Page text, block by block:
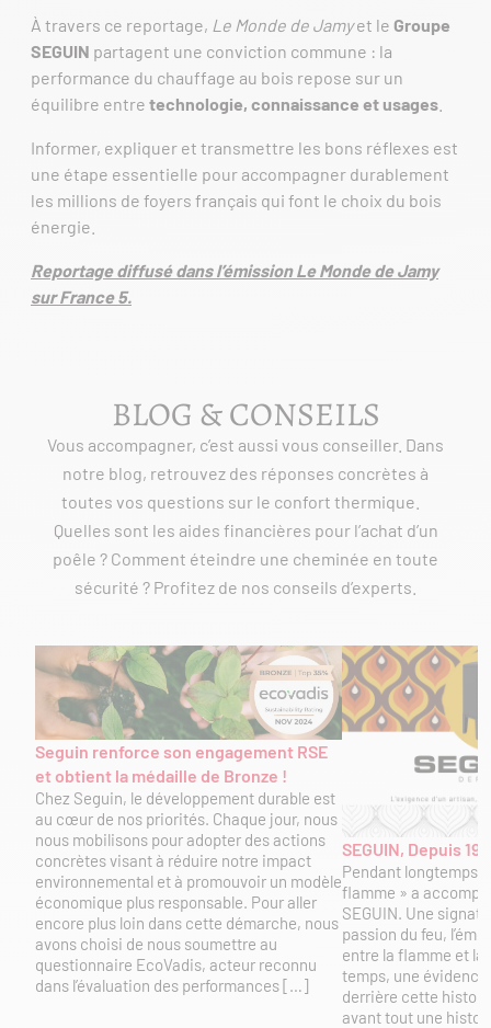
À travers ce reportage, Le Monde de Jamyet le Groupe
SEGUIN partagent une conviction commune : la
performance du chauffage au bois repose sur un
équilibre entre technologie, connaissance et usages
Informer, expliquer et transmettre les bons réflexes est
une étape essentielle pour accompagner durablement
les millions de foyers français qui font le choix du bois
énergie.
Reportage diffusé dans l’émission Le Monde de Jamy
sur France 5.
BLOG & CONSEILS
Vous accompagner, c’est aussi vous conseiller. Dans
notre blog, retrouvez des réponses concrètes à
toutes vos questions sur le confort thermique.
Quelles sont les aides financières pour l’achat d’un
poêle ? Comment éteindre une cheminée en toute
sécurité ? Profitez de nos conseils d’experts.
Seguin renforce son engagement RSE
et obtient la médaille de Bronze !
Chez Seguin, le développement durable est
au cœur de nos priorités. Chaque jour, nous
nous mobilisons pour adopter des actions
concrètes visant à réduire notre impact
environnemental et à promouvoir un modèle
économique plus responsable. Pour aller
encore plus loin dans cette démarche, nous
avons choisi de nous soumettre au
questionnaire EcoVadis, acteur reconnu
dans l’évaluation des performances […]
SEGUIN, Depuis
Pendant longtemps,
flamme » a
SEGUIN. Une
passion du feu,
entre la flamme et la
temps, une évidence
derrière cette
avant tout une